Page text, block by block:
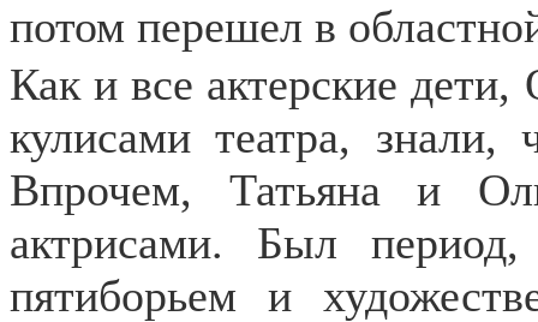
потом перешел в
Как и все актерские дети,
кулисами театра, знали,
Впрочем, Татьяна и
актрисами. Был период,
пятиборьем и